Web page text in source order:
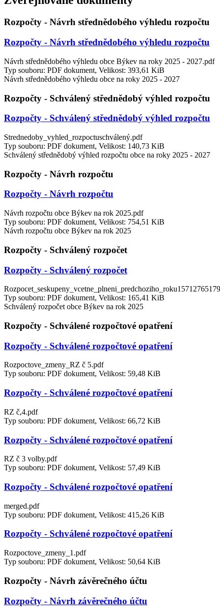
Rozpočty - Návrh střednědobého výhledu rozpočtu
Rozpočty - Návrh střednědobého výhledu rozpočtu
Návrh střednědobého výhledu obce Býkev na roky 2025 - 2027.pdf
Typ souboru: PDF dokument, Velikost: 393,61 KiB
Návrh střednědobého výhledu obce na roky 2025 - 2027
Rozpočty - Schválený střednědobý výhled rozpočtu
Rozpočty - Schválený střednědobý výhled rozpočtu
Strednedoby_vyhled_rozpoctuschválený.pdf
Typ souboru: PDF dokument, Velikost: 140,73 KiB
Schválený střednědobý výhled rozpočtu obce na roky 2025 - 2027
Rozpočty - Návrh rozpočtu
Rozpočty - Návrh rozpočtu
Návrh rozpočtu obce Býkev na rok 2025.pdf
Typ souboru: PDF dokument, Velikost: 754,51 KiB
Návrh rozpočtu obce Býkev na rok 2025
Rozpočty - Schválený rozpočet
Rozpočty - Schválený rozpočet
Typ souboru: PDF dokument, Velikost: 165,41 KiB
Schválený rozpočet obce Býkev na rok 2025
Rozpočty - Schválené rozpočtové opatření
Rozpočty - Schválené rozpočtové opatření
Rozpoctove_zmeny_RZ č 5.pdf
Typ souboru: PDF dokument, Velikost: 59,48 KiB
Rozpočty - Schválené rozpočtové opatření
RZ č,4.pdf
Typ souboru: PDF dokument, Velikost: 66,72 KiB
Rozpočty - Schválené rozpočtové opatření
RZ č 3 volby.pdf
Typ souboru: PDF dokument, Velikost: 57,49 KiB
Rozpočty - Schválené rozpočtové opatření
merged.pdf
Typ souboru: PDF dokument, Velikost: 415,26 KiB
Rozpočty - Schválené rozpočtové opatření
Rozpoctove_zmeny_1.pdf
Typ souboru: PDF dokument, Velikost: 50,64 KiB
Rozpočty - Návrh závěrečného účtu
Rozpočty - Návrh závěrečného účtu